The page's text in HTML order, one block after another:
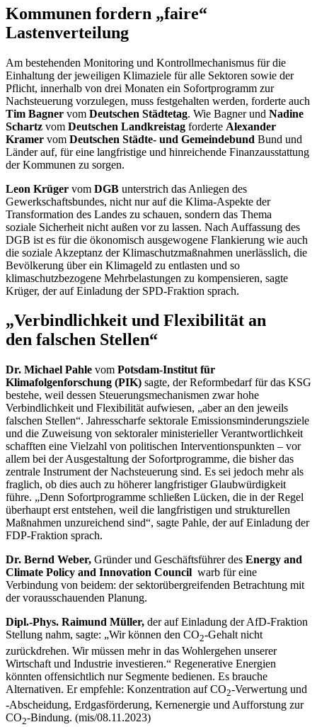
Kommunen fordern „faire“
Lastenverteilung
Am bestehenden Monitoring und Kontrollmechanismus für die
Einhaltung der jeweiligen Klimaziele für alle Sektoren sowie der
Pflicht, innerhalb von drei Monaten ein Sofortprogramm zur
Nachsteuerung vorzulegen, muss festgehalten werden, forderte auch
Tim Bagner vom Deutschen Städtetag. Wie Bagner und Nadine
Schartz vom Deutschen Landkreistag forderte Alexander
Kramer vom Deutschen Städte- und Gemeindebund Bund und
Länder auf, für eine langfristige und hinreichende Finanzausstattung
der Kommunen zu sorgen.
Leon Krüger vom DGB unterstrich das Anliegen des
Gewerkschaftsbundes, nicht nur auf die Klima-Aspekte der
Transformation des Landes zu schauen, sondern das Thema
soziale Sicherheit nicht außen vor zu lassen. Nach Auffassung des
DGB ist es für die ökonomisch ausgewogene Flankierung wie auch
die soziale Akzeptanz der Klimaschutzmaßnahmen unerlässlich, die
Bevölkerung über ein Klimageld zu entlasten und so
klimaschutzbezogene Mehrbelastungen zu kompensieren, sagte
Krüger, der auf Einladung der SPD-Fraktion sprach.
„Verbindlichkeit und Flexibilität an
den falschen Stellen“
Dr. Michael Pahle vom Potsdam-Institut für
Klimafolgenforschung (PIK) sagte, der Reformbedarf für das KSG
bestehe, weil dessen Steuerungsmechanismen zwar hohe
Verbindlichkeit und Flexibilität aufwiesen, „aber an den jeweils
falschen Stellen“. Jahresscharfe sektorale Emissionsminderungsziele
und die Zuweisung von sektoraler ministerieller Verantwortlichkeit
schafften eine Vielzahl von politischen Interventionspunkten – vor
allem bei der Ausgestaltung der Sofortprogramme, die bisher das
zentrale Instrument der Nachsteuerung sind. Es sei jedoch mehr als
fraglich, ob dies auch zu höherer langfristiger Glaubwürdigkeit
führe. „Denn Sofortprogramme schließen Lücken, die in der Regel
überhaupt erst entstehen, weil die langfristigen und strukturellen
Maßnahmen unzureichend sind“, sagte Pahle, der auf Einladung der
FDP-Fraktion sprach.
Dr. Bernd Weber, Gründer und Geschäftsführer des Energy and
Climate Policy and Innovation Council warb für eine
Verbindung von beidem: der sektorübergreifenden Betrachtung mit
der vorausschauenden Planung.
Dipl.-Phys. Raimund Müller, der auf Einladung der AfD-Fraktion
Stellung nahm, sagte: „Wir können den CO2-Gehalt nicht
zurückdrehen. Wir müssen mehr in das Wohlergehen unserer
Wirtschaft und Industrie investieren.“ Regenerative Energien
könnten offensichtlich nur Segmente bedienen. Es brauche
Alternativen. Er empfehle: Konzentration auf CO2-Verwertung und
-Abscheidung, Erdgasförderung, Kernenergie und Aufforstung zur
CO2-Bindung. (mis/08.11.2023)